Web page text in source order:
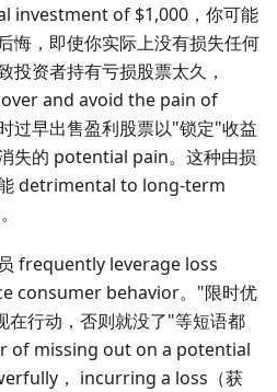
investment of $1,000，你可能
悔，即使你实际上没有损失任何
投资者持有亏损股票太久，
and avoid the pain of
过早出售盈利股票以"锁定"收益
失的 potential pain。这种由损
detrimental to long-term
员 frequently leverage loss
consumer behavior。"限时优
行动，否则就没了"等短语都
of missing out on a potential
， incurring a loss（获